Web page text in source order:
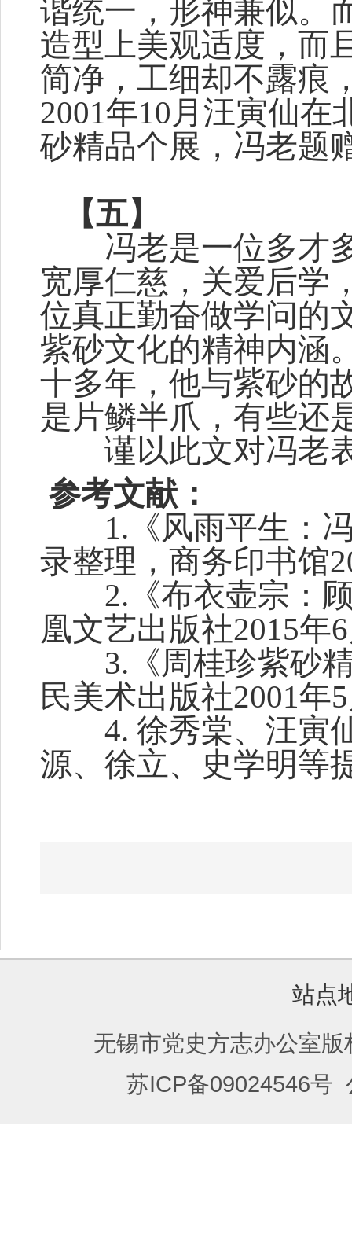
谐统一，形神兼似。
造型上美观适度，而
简净，工细却不露痕
2001年10月汪寅仙在
砂精品个展，冯老题
【五】
冯老是一位多才多
宽厚仁慈，关爱后学
位真正勤奋做学问的
紫砂文化的精神内涵
十多年，他与紫砂的
是片鳞半爪，有些还
谨以此文对冯老表
参考文献：
1.《风雨平生：冯
录整理，商务印书馆
2.《布衣壶宗：顾
凰文艺出版社2015年
3.《周桂珍紫砂精
民美术出版社2001年
4. 徐秀棠、汪寅仙
源、徐立、史学明等
站点
无锡市党史方志办公室
苏ICP备09024546号